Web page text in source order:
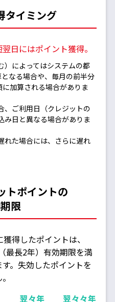
タイミング
日にはポイント獲得。
によってはシステムの都
なる場合や、毎月の前半分
加算される場合がありま
ご利用日（クレジットの
み日と異なる場合がありま
た場合には、さらに遅れ
トポイントの
限
得したポイントは、
最長2年）有効期限を満
。失効したポイントを